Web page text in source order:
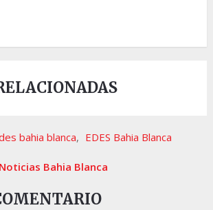
bahia blanca, EDES Bahia Blanca
Bahia Blanca